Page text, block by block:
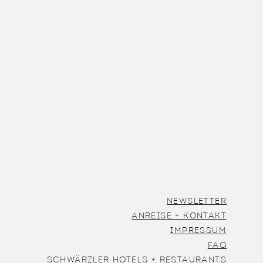
NEWSLETTER
ANREISE + KONTAKT
IMPRESSUM
FAQ
SCHWÄRZLER HOTELS + RESTAURANTS